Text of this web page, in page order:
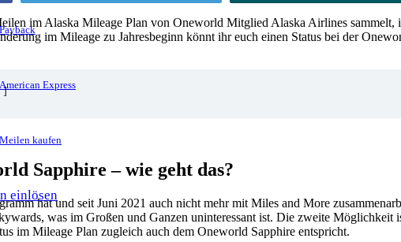
Payback
American Express
Meilen kaufen
einlösen
im Alaska Mileage Plan von Oneworld Mitglied Alaska Airlines sammelt,
im Mileage zu Jahresbeginn könnt ihr euch einen Status bei der
Sapphire – wie geht das?
hat und seit Juni 2021 auch nicht mehr mit Miles and More
was im Großen und Ganzen uninteressant ist. Die zweite
im Mileage Plan zugleich auch dem Oneworld Sapphire entspricht.